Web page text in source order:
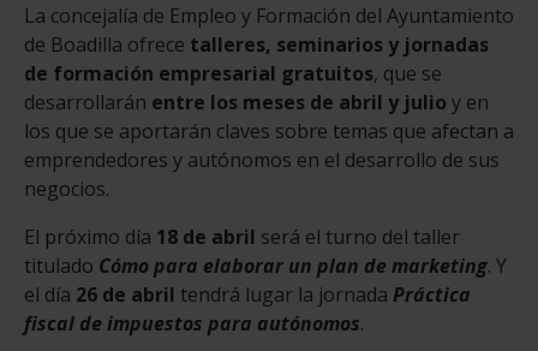
La concejalía de Empleo y Formación del Ayuntamiento
de Boadilla ofrece talleres, seminarios y jornadas
de formación empresarial gratuitos, que se
desarrollarán entre los meses de abril y julio y en
los que se aportarán claves sobre temas que afectan a
emprendedores y autónomos en el desarrollo de sus
negocios.
El próximo día 18 de abril será el turno del taller
titulado Cómo para elaborar un plan de marketing. Y
el día 26 de abril tendrá lugar la jornada Práctica
fiscal de impuestos para autónomos.